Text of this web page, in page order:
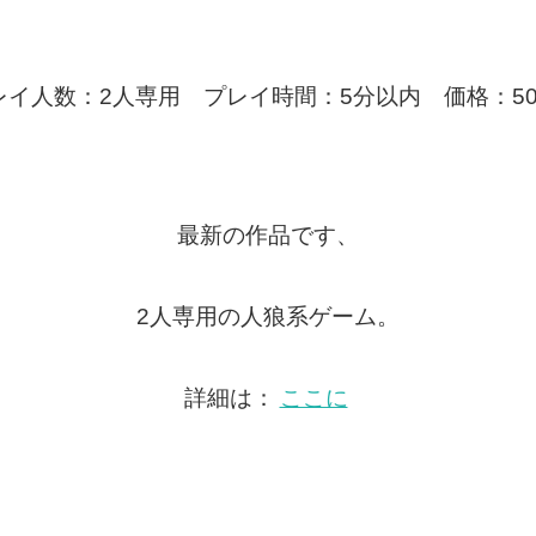
イ人数：2人専用 プレイ時間：5分以内 価格：
最新の作品です、
2人専用の人狼系ゲーム。
詳細は： ここに